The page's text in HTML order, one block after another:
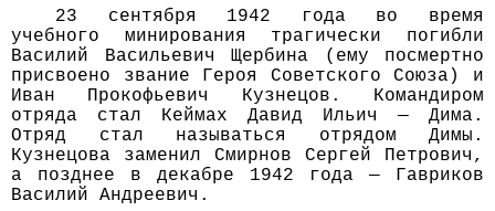
23 сентября 1942 года во время
учебного мини­рования трагически погибли
Василий Васильевич Щербина (ему посмертно
присвоено звание Героя Советского Союза) и
Иван Прокофьевич Кузнецов. Командиром
отряда стал Кеймах Давид Ильич — Дима.
Отряд стал называться отрядом Димы.
Кузнецова заменил Смирнов Сергей Петрович,
а позднее в декабре 1942 года — Гавриков
Василий Андреевич.